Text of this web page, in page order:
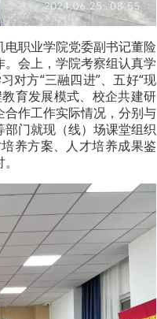
职业学院党委副书记董险
会上，学院考察组认真学
对方“三融四进”、五好“现
教育发展模式、校企共建研
作工作实际情况，分别与
门就现（线）场课堂组织
养方案、人才培养成果鉴